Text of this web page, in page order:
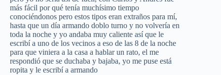
más fácil por qué tenía muchísimo tiempo
conociéndonos pero estos tipos eran extraños para mí,
hasta que un día armando doblo turno y no volvería en
toda la noche y yo andaba muy caliente así que le
escribí a uno de los vecinos a eso de las 8 de la noche
para que viniera a la casa a hablar un rato, el me
respondió que se duchaba y bajaba, yo me puse está
ropita y le escribí a armando